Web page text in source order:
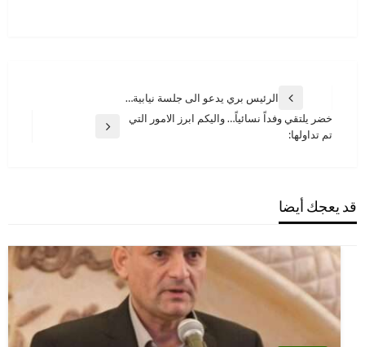
المقالات
المقالة
السابقة
الرئيس بري يدعو الى جلسة نيابية…
المقالة
خضر يلتقي وفداً نسائياً… واليكم ابرز الامور التي
تم تداولها:
قد يعجك أيضا